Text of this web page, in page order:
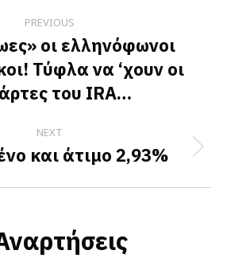
PREVIOUS
Previous
post:
οι ελληνόφωνοι
Τύφλα να ‘χουν οι
του IRA…
NEXT
Next
και άτιμο 2,93%